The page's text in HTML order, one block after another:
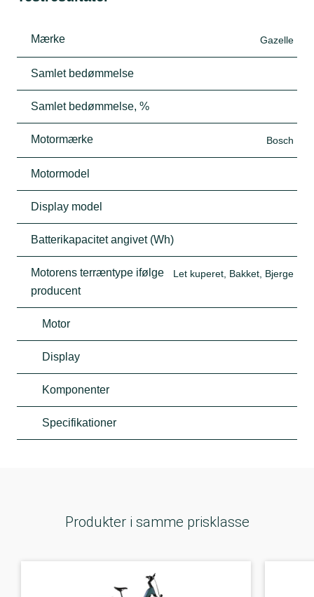
Mærke Gazelle
Samlet bedømmelse
Samlet bedømmelse, %
Motormærke Bosch
Motormodel
Display model
Batterikapacitet angivet (Wh)
Motorens terræntype ifølge
producent
Let kuperet, Bakket, Bjerge
Motor
Display
Komponenter
Specifikationer
Produkter i samme prisklasse